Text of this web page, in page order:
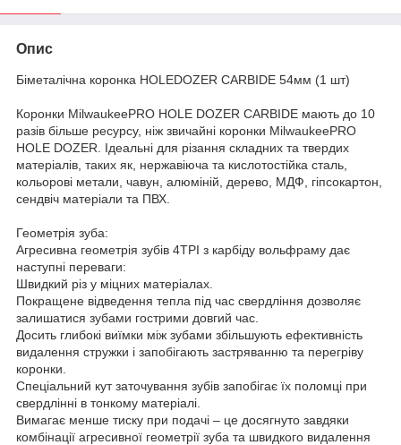
Опис
Біметалічна коронка HOLEDOZER CARBIDE 54мм (1 шт)
Коронки MilwaukeePRO HOLE DOZER CARBIDE мають до 10
разів більше ресурсу, ніж звичайні коронки MilwaukeePRO
HOLE DOZER. Ідеальні для різання складних та твердих
матеріалів, таких як, нержавіюча та кислотостійка сталь,
кольорові метали, чавун, алюміній, дерево, МДФ, гіпсокартон,
сендвіч матеріали та ПВХ.
Геометрія зуба:
Агресивна геометрія зубів 4TPI з карбіду вольфраму дає
наступні переваги:
Швидкий різ у міцних матеріалах.
Покращене відведення тепла під час свердління дозволяє
залишатися зубами гострими довгий час.
Досить глибокі виїмки між зубами збільшують ефективність
видалення стружки і запобігають застряванню та перегріву
коронки.
Спеціальний кут заточування зубів запобігає їх поломці при
свердлінні в тонкому матеріалі.
Вимагає менше тиску при подачі – це досягнуто завдяки
комбінації агресивної геометрії зуба та швидкого видалення